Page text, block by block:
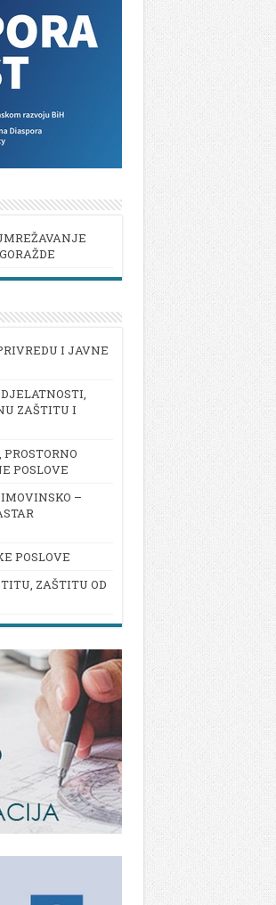
I JAVNE
ZAŠTITU I
POSLOVE
–
POSLOVE
ZAŠTITU OD